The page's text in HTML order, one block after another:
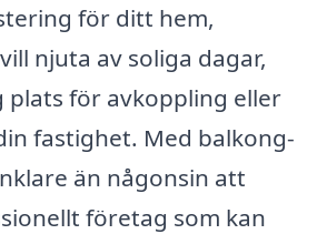
för ditt hem,
njuta av soliga dagar,
plats för avkoppling eller
fastighet. Med balkong-
än någonsin att
företag som kan